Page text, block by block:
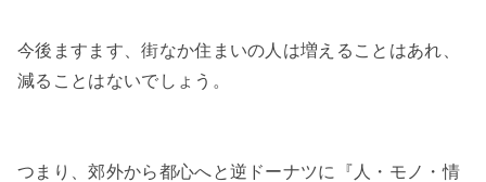
今後ますます、街なか住まいの人は増えることはあれ、
減ることはないでしょう。
つまり、郊外から都心へと逆ドーナツに『人・モノ・情